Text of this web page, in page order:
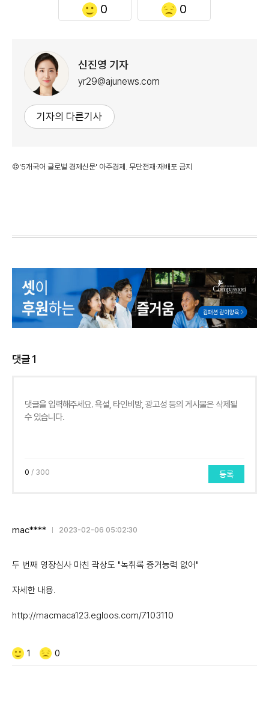
0 0
신진영 기자
yr29@ajunews.com
기자의 다른기사
©'5개국어 글로벌 경제신문' 아주경제. 무단전재·재배포 금지
댓글1
0 / 300 등록
mac**** 2023-02-06 05:02:30
두 번째 영장심사 마친 곽상도 "녹취록 증거능력 없어"
자세한 내용.
http://macmaca123.egloos.com/7103110
Like/Dislike
공
1
비
0